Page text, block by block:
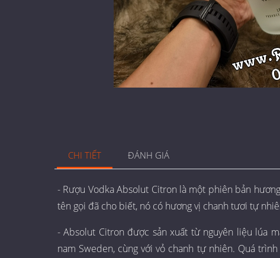
CHI TIẾT ĐÁNH GIÁ
- Rượu Vodka Absolut Citron là một phiên bản
tên gọi đã cho biết, nó có hương vị chanh tươi tự
- Absolut Citron được sản xuất từ nguyên liệu lúa
nam Sweden, cùng với vỏ chanh tự nhiên. Quá